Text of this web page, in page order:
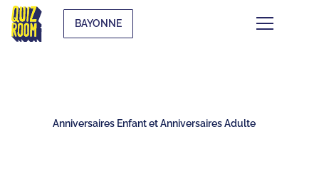
BAYONNE
Anniversaires Enfant et Anniversaires Adulte